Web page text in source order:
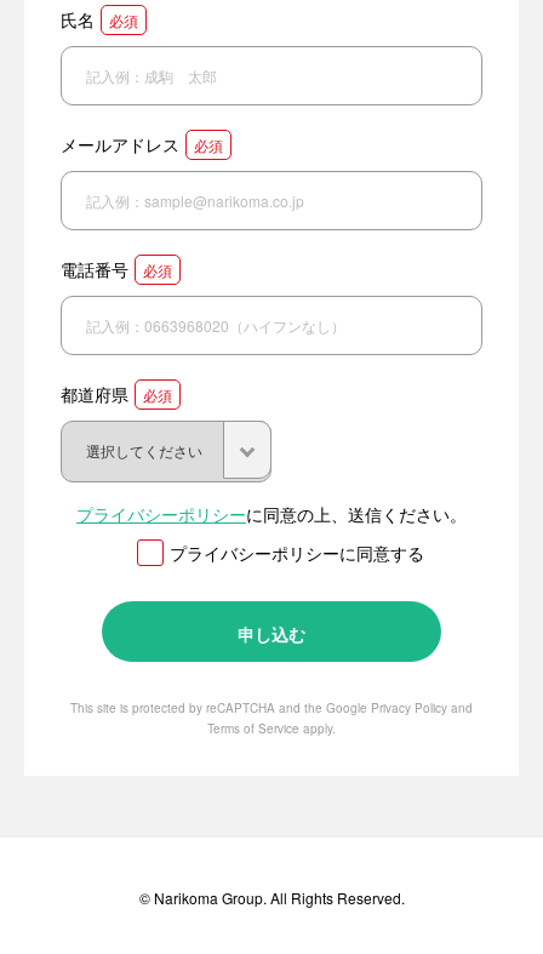
氏名 必須
メールアドレス 必須
電話番号 必須
都道府県 必須
プライバシーポリシーに同意の上、送信ください。
プライバシーポリシーに同意する
This site is protected by reCAPTCHA and the Google Privacy Policy and
Terms of Service apply.
© Narikoma Group. All Rights Reserved.